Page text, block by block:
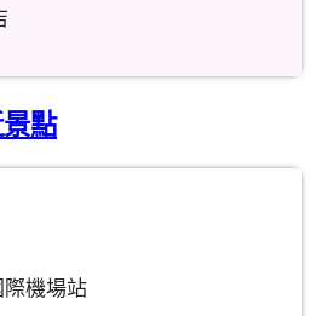
點
機場站